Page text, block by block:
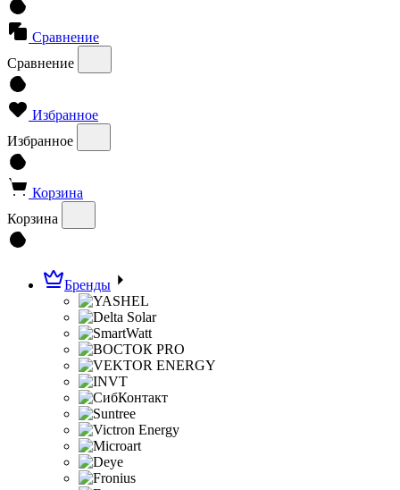
Сравнение
Сравнение
Избранное
Избранное
Корзина
Корзина
Бренды